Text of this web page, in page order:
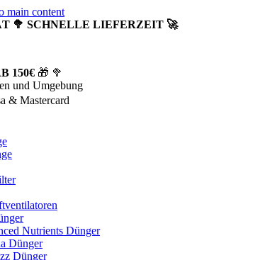
main content
🥦 SCHNELLE LIEFERZEIT 🚀
150€ 🎁 🥦
und Umgebung
& Mastercard
Nutrients Dünger
Dünger
Dünger